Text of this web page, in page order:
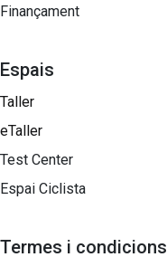
Finançament
Espais
Taller
eTaller
Test Center
Espai Ciclista
Termes i condicions